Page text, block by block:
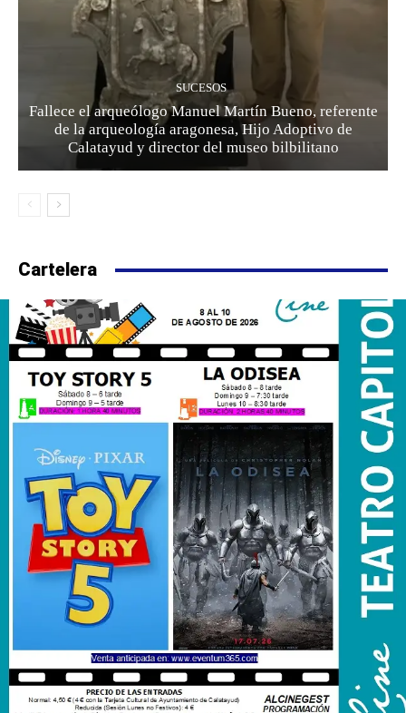
SUCESOS
Fallece el arqueólogo Manuel Martín Bueno, referente
de la arqueología aragonesa, Hijo Adoptivo de
Calatayud y director del museo bilbilitano
Cartelera